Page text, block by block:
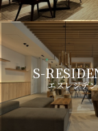
S-
エスレジデ